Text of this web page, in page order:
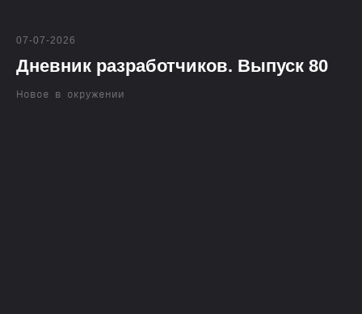
07-07-2026
Дневник разработчиков. Выпуск 80
Новое в окружении